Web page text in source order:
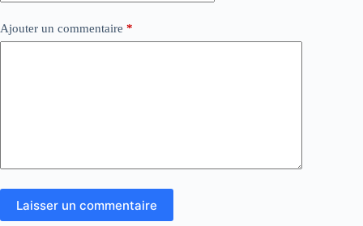
Ajouter un commentaire *
Laisser un commentaire